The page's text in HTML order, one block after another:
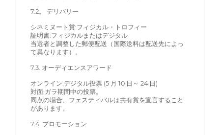
7.2。 デリバリー
シネミヌート賞:フィジカル・トロフィー
証明書:フィジカルまたはデジタル
当選者と調整した郵便配送（国際送料は配送先によっ
て異なります）。
7.3. オーディエンスアワード
オンライン:デジタル投票 (5 月 10 日～ 24 日)
対面:ガラ期間中の投票。
同点の場合、フェスティバルは共有賞を宣言すること
があります。
7.4. プロモーション